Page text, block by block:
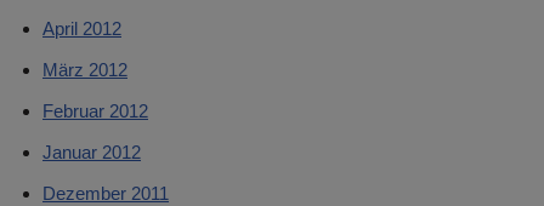
April 2012
März 2012
Februar 2012
Januar 2012
Dezember 2011